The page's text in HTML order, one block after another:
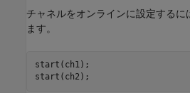
チャネルをオンラインに設定するに
ます。
start(ch1);
start(ch2);